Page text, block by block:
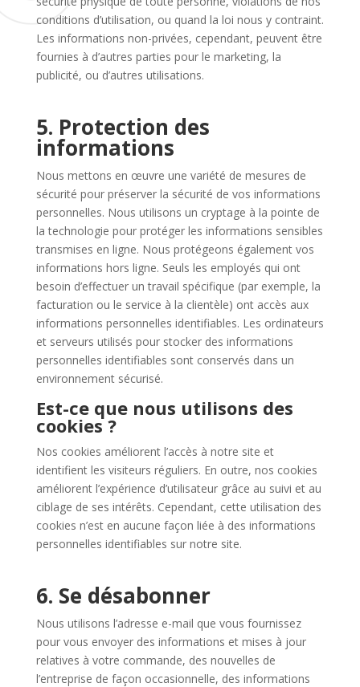
conditions d’utilisation, ou quand la loi nous y contraint.
Les informations non-privées, cependant, peuvent être
fournies à d’autres parties pour le marketing, la
publicité, ou d’autres utilisations.
5. Protection des
informations
Nous mettons en œuvre une variété de mesures de
sécurité pour préserver la sécurité de vos informations
personnelles. Nous utilisons un cryptage à la pointe de
la technologie pour protéger les informations sensibles
transmises en ligne. Nous protégeons également vos
informations hors ligne. Seuls les employés qui ont
besoin d’effectuer un travail spécifique (par exemple, la
facturation ou le service à la clientèle) ont accès aux
informations personnelles identifiables. Les ordinateurs
et serveurs utilisés pour stocker des informations
personnelles identifiables sont conservés dans un
environnement sécurisé.
Est-ce que nous utilisons des
cookies ?
Nos cookies améliorent l’accès à notre site et
identifient les visiteurs réguliers. En outre, nos cookies
améliorent l’expérience d’utilisateur grâce au suivi et au
ciblage de ses intérêts. Cependant, cette utilisation des
cookies n’est en aucune façon liée à des informations
personnelles identifiables sur notre site.
6. Se désabonner
Nous utilisons l’adresse e-mail que vous fournissez
pour vous envoyer des informations et mises à jour
relatives à votre commande, des nouvelles de
l’entreprise de façon occasionnelle, des informations